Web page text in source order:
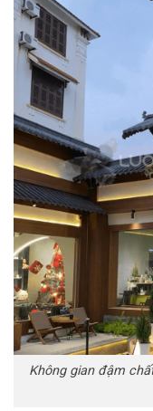
Không gian đậm